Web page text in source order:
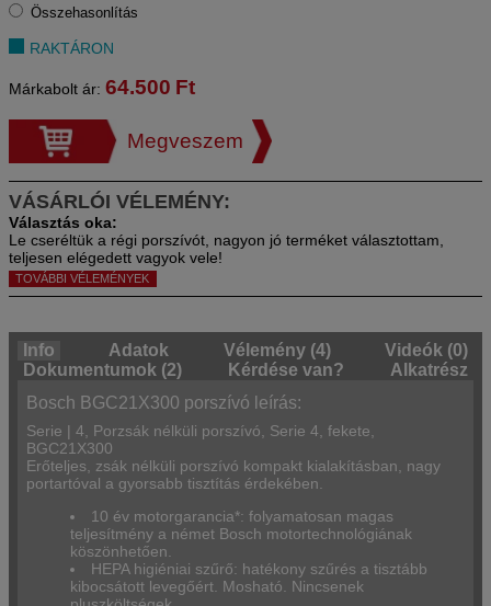
Összehasonlítás
RAKTÁRON
Márkabolt ár: 64.500 Ft
Megveszem
VÁSÁRLÓI VÉLEMÉNY:
Le cseréltük a régi porszívót, nagyon jó terméket választottam,
teljesen elégedett vagyok vele!
TOVÁBBI VÉLEMÉNYEK
Info Adatok Vélemény (4)
Videók (0)
Dokumentumok (2)
Kérdése van?
Alkatrész
Bosch BGC21X300 porszívó leírás:
Serie | 4, Porzsák nélküli porszívó, Serie 4, fekete,
BGC21X300
Erőteljes, zsák nélküli porszívó kompakt kialakításban, nagy
portartóval a gyorsabb tisztítás érdekében.
10 év motorgarancia*: folyamatosan magas
teljesítmény a német Bosch motortechnológiának
köszönhetően.
HEPA higiéniai szűrő: hatékony szűrés a tisztább
kibocsátott levegőért. Mosható. Nincsenek